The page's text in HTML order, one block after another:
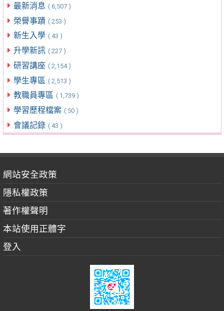
最新消息 ( 6,507 )
榮譽事蹟 ( 253 )
新生入學 ( 43 )
升學新訊 ( 227 )
研習講座 ( 2,154 )
學生專區 ( 2,513 )
教職員專區 ( 1,739 )
學習歷程檔案 ( 50 )
會議記錄 ( 43 )
網站安全政策
隱私權政策
著作權聲明
本站使用正體字
登入